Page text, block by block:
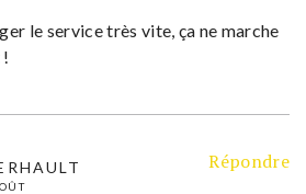
le service très vite, ça ne marche
Répondre